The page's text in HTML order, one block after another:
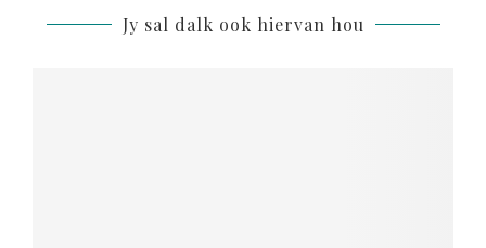
Jy sal dalk ook hiervan hou